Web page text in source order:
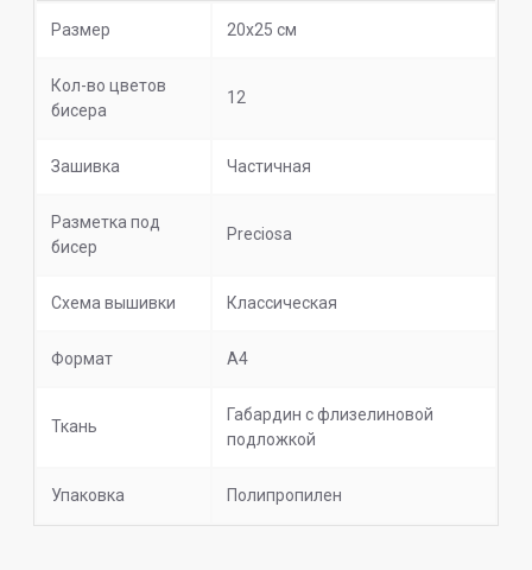
Размер 20х25 см
Кол-во цветов
бисера
12
Зашивка Частичная
Разметка под
бисер
Preciosa
Схема вышивки Классическая
Формат А4
Ткань
Габардин с флизелиновой
подложкой
Упаковка Полипропилен